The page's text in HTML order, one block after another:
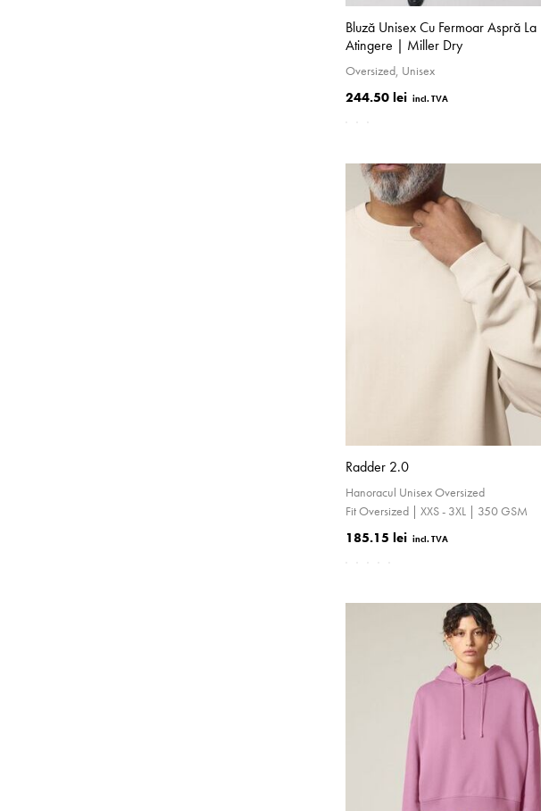
Bluză Unisex Cu Fermoar Aspră La
Atingere | Miller Dry
Oversized, Unisex
244.50 lei
Radder 2.0
Hanoracul Unisex Oversized
Fit Oversized | XXS - 3XL | 350 GSM
185.15 lei